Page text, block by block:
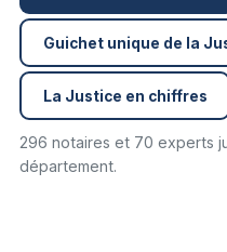
Guichet unique de la
La Justice en chiffres
296 notaires et 70 experts
département.